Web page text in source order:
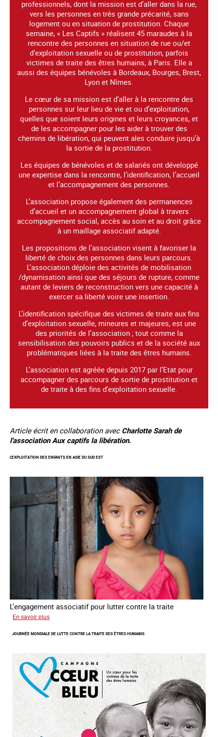
professionnels, dont la mission est d’aller dans la rue,
vers les personnes en très grande précarité, sans
logement ou en situation de prostitution. Chaque
semaine, « Les Captifs » réalisent 45 maraudes à la
rencontre des personnes en situation de rue ou/et
d’exploitation sexuelle ou de prostitution, parfois
victimes de traite des êtres humains, à Paris. Elle a
aussi des équipes bénévoles à Bordeaux, Bourges, Brest,
Lyon et Nîmes.
Le cœur de sa mission est d’aller à la rencontre des
personnes sur leur lieu de vie et ou d’exploitation,
quelles que soient leurs origines et leurs croyances, et
de les accompagner pour les aider à trouver des
chemins de libération, qui peuvent ales conduire jusqu’à
la sortie de la prostitution.
Les équipes de bénévoles et de salariés ont développé
une expertise dans la rencontre, l’identification, l’accueil
et l’accompagnement des personnes.
L’association propose également des permanences
d’accueil et un accompagnement global à travers
accompagnement social, accès au soin et au droit grâce
à un maillage associatif adapté.
Les propositions de l’association visent à favoriser la
liberté de choix des personnes dans leurs parcours.
L'association déploie des activités de mobilisation
/dynamisation ainsi que des séjours de rupture, comme
autant de leviers de reconstruction vers une capacité à
exercer sa liberté voire une insertion.
L’identification spécifique des victimes de traite aux fins
d’exploitation sexuelle, mineures et majeures, est une
des priorités de l’association ; tout comme la
sensibilisation des pouvoirs publics et de la société aux
problématiques liées à la traite des êtres humains.
L’association est agréée depuis 2017 par l’Etat pour
accompagner des parcours de sortie de prostitution et
de traite à des fins d’exploitation sexuelle.
Article écrit en collaboration avec Charlotte Sarah de
l'association Aux captifs la libération.
L'EXPLOITATION DES ENFANTS EN ASIE DU SUD EST
L'engagement associatif pour lutter contre la traite
En savoir plus
des
en
Asie
du
sud
est
JOURNÉE MONDIALE DE LUTTE CONTRE LA TRAITE DES ÊTRES HUMAINS